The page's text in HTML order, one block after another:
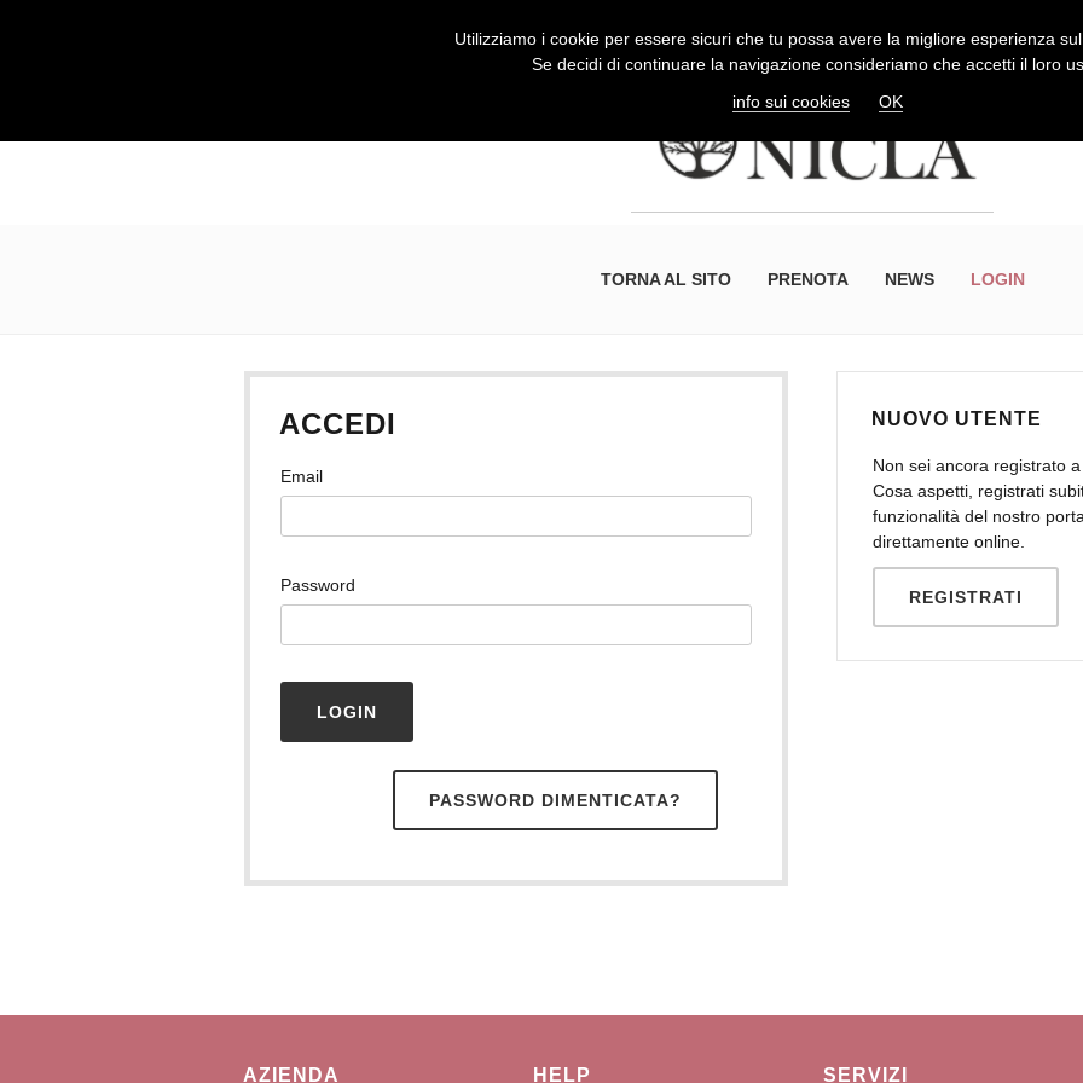
TORNA AL SITO PRENOTA NEWS LOGIN
ACCEDI
Email
Password
PASSWORD DIMENTICATA?
NUOVO UTENTE
Non sei ancora registrato
Cosa aspetti, registrati
funzionalità del nostro
direttamente online.
REGISTRATI
AZIENDA HELP SERVIZI
Utilizziamo i cookie per essere sicuri che tu possa avere la migliore esperienza sul
Se decidi di continuare la navigazione consideriamo che accetti il loro
info sui cookies
OK